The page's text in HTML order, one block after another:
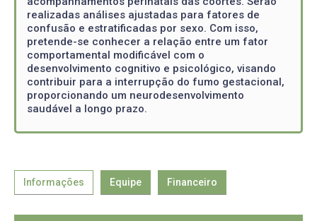
realizadas análises ajustadas para fatores de
confusão e estratificadas por sexo. Com isso,
pretende-se conhecer a relação entre um fator
comportamental modificável com o
desenvolvimento cognitivo e psicológico, visando
contribuir para a interrupção do fumo gestacional,
proporcionando um neurodesenvolvimento
saudável a longo prazo.
Informações Equipe Financeiro